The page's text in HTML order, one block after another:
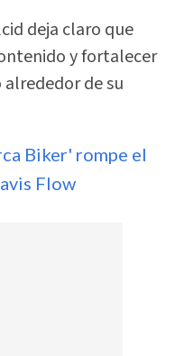
deja claro que
y fortalecer
de su
Biker' rompe el
Flow